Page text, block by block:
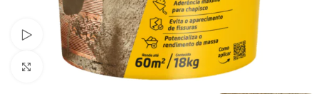
Assista ao vídeo
Clique para ampliar